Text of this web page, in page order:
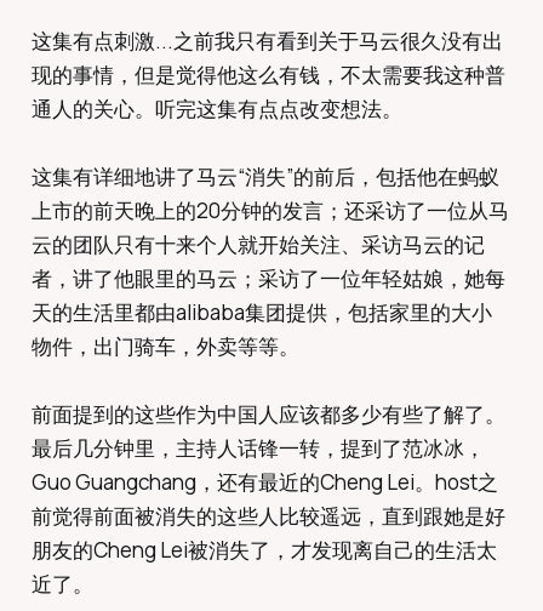
这集有点刺激...之前我只有看到关于马云很久没有出
现的事情，但是觉得他这么有钱，不太需要我这种普
通人的关心。听完这集有点点改变想法。
这集有详细地讲了马云“消失”的前后，包括他在蚂蚁
上市的前天晚上的20分钟的发言；还采访了一位从马
云的团队只有十来个人就开始关注、采访马云的记
者，讲了他眼里的马云；采访了一位年轻姑娘，她每
天的生活里都由alibaba集团提供，包括家里的大小
物件，出门骑车，外卖等等。
前面提到的这些作为中国人应该都多少有些了解了。
最后几分钟里，主持人话锋一转，提到了范冰冰，
Guo Guangchang，还有最近的Cheng Lei。host之
前觉得前面被消失的这些人比较遥远，直到跟她是好
朋友的Cheng Lei被消失了，才发现离自己的生活太
近了。